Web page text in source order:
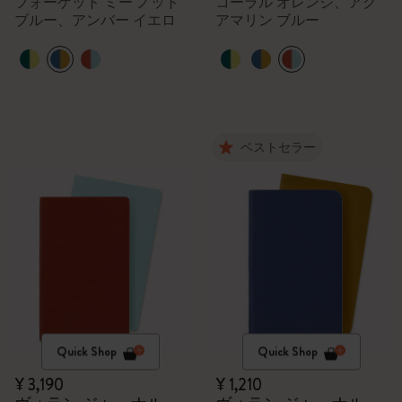
ブルー、アンバー イエロ
アマリン ブルー
Quick Shop
¥ 3,190
ベストセラー
Quick Shop
¥ 1,210